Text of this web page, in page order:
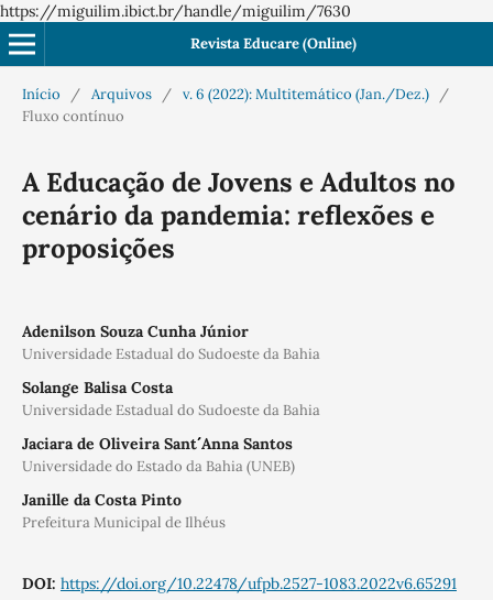
https://miguilim.ibict.br/handle/miguilim/7630
Revista Educare (Online)
Início / Arquivos / v. 6 (2022): Multitemático (Jan./Dez.)
/
Fluxo contínuo
A Educação de Jovens e Adultos no
cenário da pandemia: reflexões e
proposições
Adenilson Souza Cunha Júnior
Universidade Estadual do Sudoeste da Bahia
Solange Balisa Costa
Universidade Estadual do Sudoeste da Bahia
Jaciara de Oliveira Sant´´ Anna Santos
Universidade do Estado da Bahia (UNEB)
Janille da Costa Pinto
Prefeitura Municipal de Ilhéus
DOI: https://doi.org/10.22478/ufpb.2527-1083.2022v6.65291